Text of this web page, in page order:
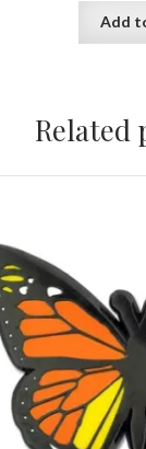
Add
Related